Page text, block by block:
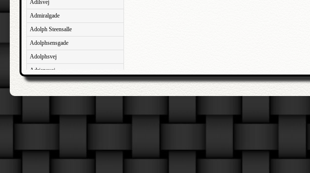
Adilsvej
Admiralgade
Adolph Steensalle
Adolphsensgade
Adolphsvej
Adriansvej
Aftenbakken
Agavevej
Agermosen
Agersøgade